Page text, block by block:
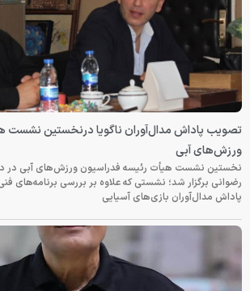
تصویب پاداش مدال‌آوران ناگویا درنخستین نشست
ورزش‌های آبی
نخستین نشست هیأت رئیسه فدراسیون ورزش‌های آبی در
رضوانی برگزار شد؛ نشستی که علاوه بر بررسی برنامه‌های
پاداش مدال‌آوران بازی‌های آسیایی